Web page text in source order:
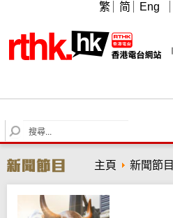
繁 简 Eng
S
e
r
c
h
主頁 新聞節目